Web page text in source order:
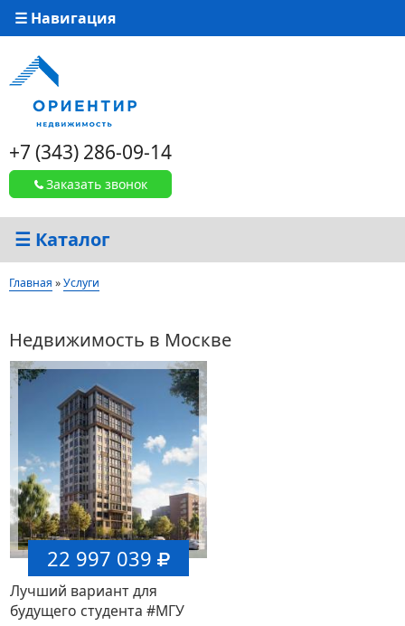
☰ Навигация
+7 (343) 286-09-14
Заказать звонок
☰ Каталог
Вы здесь
Главная »Услуги
Недвижимость в Москве
22 997 039
Лучший вариант для
будущего студента #МГУ